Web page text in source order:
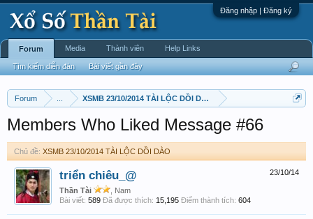
Đăng nhập | Đăng ký
Forum XSMB 23/10/2014 TÀI LỘC DỒI DÀO
Members Who Liked Message #66
Chủ đề: XSMB 23/10/2014 TÀI LỘC DỒI DÀO
23/10/14
triển chiêu_@
Thần Tài
, Nam
Bài viết: 589 Đã được thích: 15,195 Điểm thành tích: 604
Forum
Tìm kiếm diễn đàn Bài viết gần đây
Media Thành viên Help Links